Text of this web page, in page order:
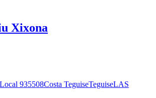
Xixona
935508Costa TeguiseTeguiseLAS